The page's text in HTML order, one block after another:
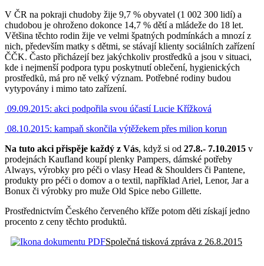
V ČR na pokraji chudoby žije 9,7 % obyvatel (1 002 300 lidí) a
chudobou je ohroženo dokonce 14,7 % dětí a mládeže do 18 let.
Většina těchto rodin žije ve velmi špatných podmínkách a mnozí z
nich, především matky s dětmi, se stávají klienty sociálních zařízení
ČČK. Často přicházejí bez jakýchkoliv prostředků a jsou v situaci,
kde i nejmenší podpora typu poskytnutí oblečení, hygienických
prostředků, má pro ně velký význam. Potřebné rodiny budou
vytypovány i mimo tato zařízení.
09.09.2015: akci podpořila svou účastí Lucie Křížková
08.10.2015: kampaň skončila výtěžekem přes milion korun
Na tuto akci přispěje každý z Vás, když si od 27.8.- 7.10.2015 v
prodejnách Kaufland koupí plenky Pampers, dámské potřeby
Always, výrobky pro péči o vlasy Head & Shoulders či Pantene,
produkty pro péči o domov a o textil, například Ariel, Lenor, Jar a
Bonux či výrobky pro muže Old Spice nebo Gillette.
Prostřednictvím Českého červeného kříže potom děti získají jedno
procento z ceny těchto produktů.
Společná tisková zpráva z 26.8.2015